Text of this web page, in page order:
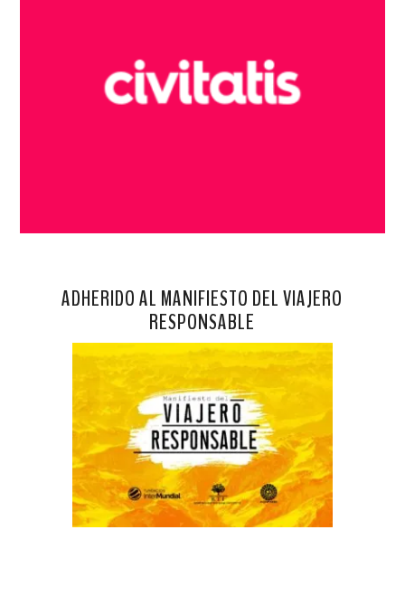
ADHERIDO AL MANIFIESTO DEL VIAJERO
RESPONSABLE